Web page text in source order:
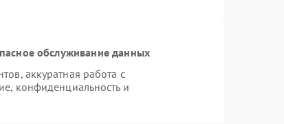
обслуживание данных
аккуратная работа с
конфиденциальность и